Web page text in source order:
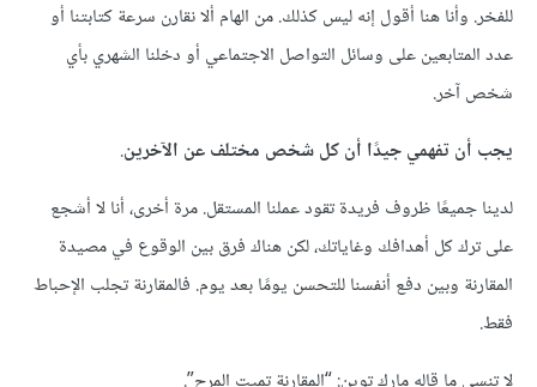
للفخر. وأنا هنا أقول إنه ليس كذلك. من الهام ألا نقارن سرعة كتابتنا أو
عدد المتابعين على وسائل التواصل الاجتماعي أو دخلنا الشهري بأي
شخص آخر.
يجب أن تفهمي جيدًا أن كل شخص مختلف عن الآخرين.
لدينا جميعًا ظروف فريدة تقود عملنا المستقل. مرة أخرى، أنا لا أشجع
على ترك كل أهدافك وغاياتك، لكن هناك فرق بين الوقوع في مصيدة
المقارنة وبين دفع أنفسنا للتحسن يومًا بعد يوم. فالمقارنة تجلب الإحباط
فقط.